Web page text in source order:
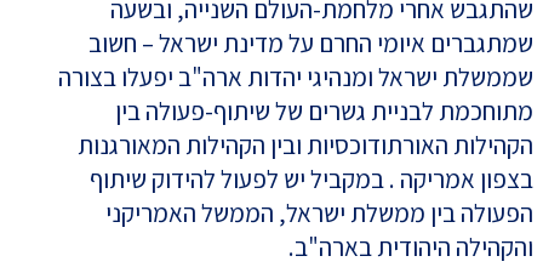
שהתגבש אחרי מלחמת-העולם השנייה, ובשעה
שמתגברים איומי החרם על מדינת ישראל – חשוב
שממשלת ישראל ומנהיגי יהדות ארה"ב יפעלו בצורה
מתוחכמת לבניית גשרים של שיתוף-פעולה בין
הקהילות האורתודוכסיות ובין הקהילות המאורגנות
בצפון אמריקה . במקביל יש לפעול להידוק שיתוף
הפעולה בין ממשלת ישראל, הממשל האמריקני
והקהילה היהודית בארה"ב.